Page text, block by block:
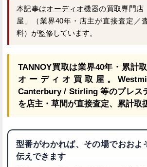
本記事はオーディオ機器の買取専門店
屋」（業界40年・店主が直接査定／
料）が監修しています。
TANNOY買取は業界40年・累計
オーディオ買取屋。
Canterbury / Stirling 等のプレス
を店主・草間が直接査定、累計取
型番がわかれば、その場でおおよ
伝えできます